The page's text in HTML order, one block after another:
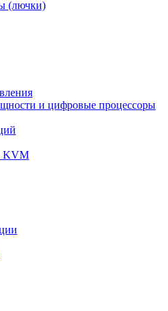
(лючки)
и цифровые процессоры
KVM